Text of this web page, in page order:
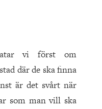
vi först om
där de ska finna
är det svårt när
som man vill ska